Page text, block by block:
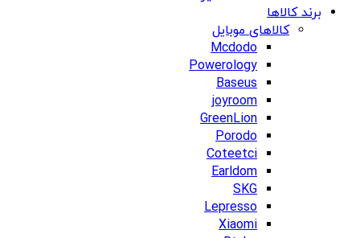
برند کالاها
کالاهای موبایل
Mcdodo
Powerology
Baseus
joyroom
GreenLion
Porodo
Coteetci
Earldom
SKG
Lepresso
Xiaomi